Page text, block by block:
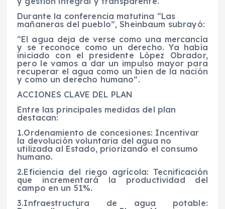
Durante la conferencia matutina “Las
mañaneras del pueblo”, Sheinbaum subrayó:
“El agua deja de verse como una mercancía
y se reconoce como un derecho. Ya había
iniciado con el presidente López Obrador,
pero le vamos a dar un impulso mayor para
recuperar el agua como un bien de la nación
y como un derecho humano”.
ACCIONES CLAVE DEL PLAN
Entre las principales medidas del plan
destacan:
1.Ordenamiento de concesiones: Incentivar
la devolución voluntaria del agua no
utilizada al Estado, priorizando el consumo
humano.
2.Eficiencia del riego agrícola: Tecnificación
que incrementará la productividad del
campo en un 51%.
3.Infraestructura de agua potable: